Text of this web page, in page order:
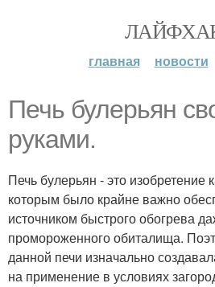
главная новости
Печь булерьян
руками.
Печь булерьян - это изобретение
которым было крайне важно
источником быстрого обогрева
промороженного обиталища.
данной печи изначально
на применение в условиях